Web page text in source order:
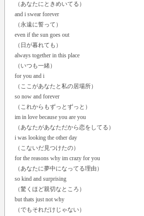
（あなたにときめいてる）
and i swear forever
（永遠に誓って）
even if the sun goes out
（日が暮れても）
always together in this place
（いつも一緒）
for you and i
（ここがあなたと私の居場所）
so now and forever
（これからもずっとずっと）
im in love because you are you
（あなたがあなただから恋をしてる）
i was looking the other day
（こないだ見つけたの）
for the reasons why im crazy for you
（あなたに夢中になってる理由）
so kind and surprising
（驚くほど親切なところ）
but thats just not why
（でもそれだけじゃない）